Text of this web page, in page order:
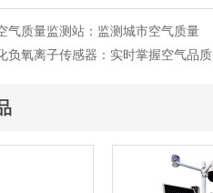
气质量监测站：监测城市空气质量
负氧离子传感器：实时掌握空气品质